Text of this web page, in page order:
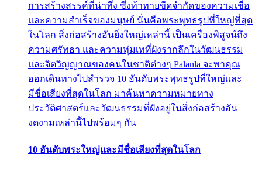
การสร้างสรรค์ที่น่าทึ่ง ซึ่งท้าทายขีดจำกัดของความเชื่อ
และความสำเร็จของมนุษย์ นั่นคือพระพุทธรูปที่ใหญ่ที่สุด
ในโลก สิ่งก่อสร้างอันยิ่งใหญ่เหล่านี้ เป็นเครื่องพิสูจน์ถึง
ความศรัทธา และความทุ่มเทที่ฝังรากลึกในวัฒนธรรม
และจิตวิญญาณของคนในชาติต่างๆ Palanla จะพาคุณ
ออกเดินทางไปสำรวจ 10 อันดับพระพุทธรูปที่ใหญ่และ
มีชื่อเสียงที่สุดในโลก มาค้นหาความหมายทาง
ประวัติศาสตร์และวัฒนธรรมที่ฝังอยู่ในสิ่งก่อสร้างอัน
งดงามเหล่านี้ไปพร้อมๆ กัน
10 อันดับพระใหญ่และมีชื่อเสียงที่สุดในโลก